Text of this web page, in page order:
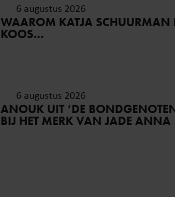
6 augustus 2026
WAAROM KATJA SCHUURMAN
KOOS…
6 augustus 2026
ANOUK UIT ‘DE
BIJ HET MERK VAN JADE ANNA